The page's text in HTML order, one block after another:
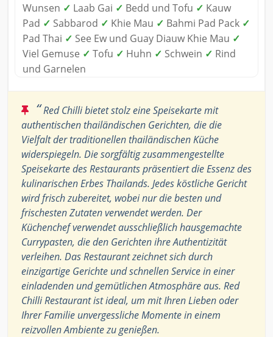
Wunsen ✓ Laab Gai ✓ Bedd und Tofu ✓ Kauw
Pad ✓ Sabbarod ✓ Khie Mau ✓ Bahmi Pad Pack ✓
Pad Thai ✓ See Ew und Guay Diauw Khie Mau ✓
Viel Gemuse ✓ Tofu ✓ Huhn ✓ Schwein ✓ Rind
und Garnelen
“Red Chilli bietet stolz eine Speisekarte mit
authentischen thailändischen Gerichten, die die
Vielfalt der traditionellen thailändischen Küche
widerspiegeln. Die sorgfältig zusammengestellte
Speisekarte des Restaurants präsentiert die Essenz des
kulinarischen Erbes Thailands. Jedes köstliche Gericht
wird frisch zubereitet, wobei nur die besten und
frischesten Zutaten verwendet werden. Der
Küchenchef verwendet ausschließlich hausgemachte
Currypasten, die den Gerichten ihre Authentizität
verleihen. Das Restaurant zeichnet sich durch
einzigartige Gerichte und schnellen Service in einer
einladenden und gemütlichen Atmosphäre aus. Red
Chilli Restaurant ist ideal, um mit Ihren Lieben oder
Ihrer Familie unvergessliche Momente in einem
reizvollen Ambiente zu genießen.